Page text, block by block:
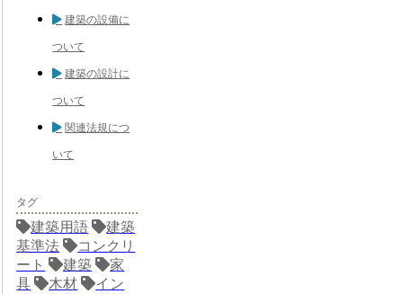
建築の設備に
ついて
建築の設計に
ついて
関連法規につ
いて
タグ
建築用語
建築
基準法
コンクリ
ート
建築
家
具
木材
イン